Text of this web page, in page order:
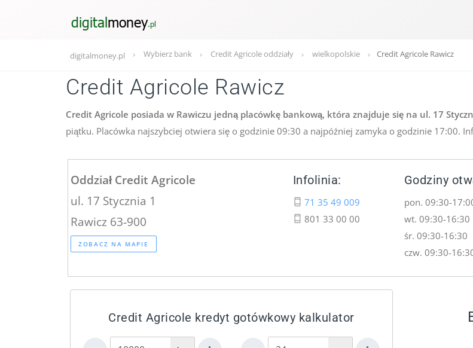
digitalmoney.pl Wybierz bank Credit Agricole oddziały wielkopolskie Credit Agricole Rawicz
Credit Agricole Rawicz
Credit Agricole posiada w Rawiczu jedną placówkę bankową, która znajduje się na ul. 17
piątku. Placówka najszybciej otwiera się o godzinie 09:30 a najpóźniej zamyka o godzinie 17:00.
Oddział Credit Agricole
ul. 17 Stycznia 1
Rawicz 63-900
ZOBACZ NA MAPIE
Infolinia:
71 35 49 009
801 33 00 00
Godziny
pon. 09:30-
wt. 09:30-16:30
śr. 09:30-16:30
czw. 09:30-
Credit Agricole kredyt gotówkowy kalkulator